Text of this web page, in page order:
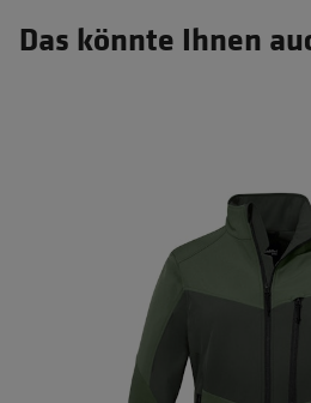
Das könnte Ihnen